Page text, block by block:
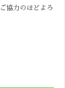
協力のほどよろ